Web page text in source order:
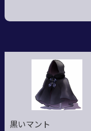
黒いマント